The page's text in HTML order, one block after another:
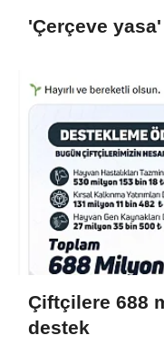
'Çerçeve
Çiftçilere 688
destek